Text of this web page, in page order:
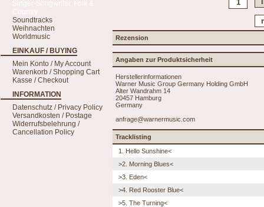
Soundtracks
Weihnachten
Worldmusic
EINKAUF / BUYING
Mein Konto / My Account
Warenkorb / Shopping Cart
Kasse / Checkout
INFORMATION
Datenschutz / Privacy Policy
Versandkosten / Postage
Widerrufsbelehrung /
Cancellation Policy
Rezension
Angaben zur Produktsicherheit
Herstellerinformationen
Warner Music Group Germany Holding GmbH
Alter Wandrahm 14
20457 Hamburg
Germany
anfrage@warnermusic.com
Tracklisting
1. Hello Sunshine<
>2. Morning Blues<
>3. Eden<
>4. Red Rooster Blue<
>5. The Turning<